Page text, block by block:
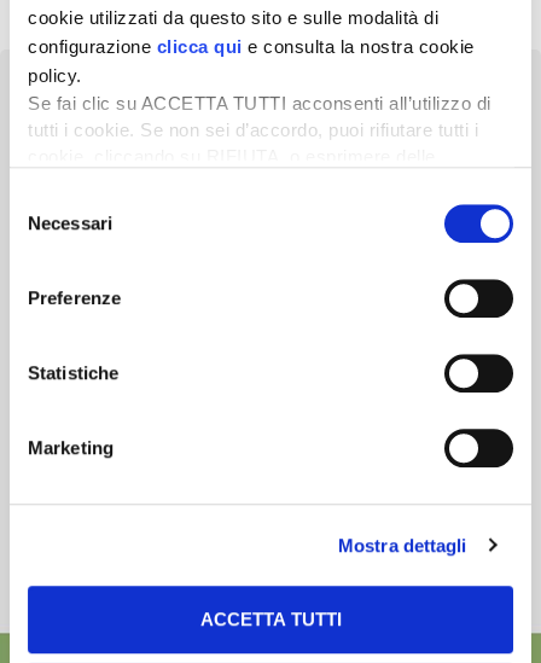
cookie utilizzati da questo sito e sulle modalità di
configurazione clicca qui e consulta la nostra cookie
policy.
Se fai clic su ACCETTA TUTTI acconsenti all’utilizzo di
tutti i cookie. Se non sei d’accordo, puoi rifiutare tutti i
desideri accettare e cliccando ACCETTA SELEZIONATI.
delNecessari
Preferenze
Statistiche
Marketing
Mostra dettagli
ACCETTA TUTTI
Scopri un servizio d'informazione di alta qualità. Tagliato sulle tue